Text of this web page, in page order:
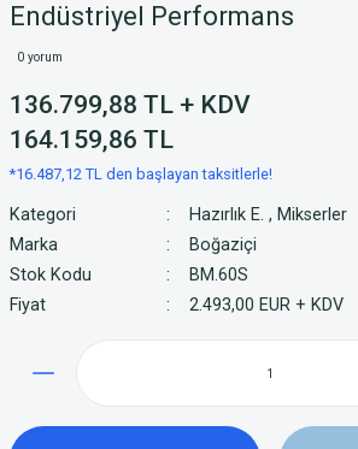
Endüstriyel Performans
0 yorum
136.799,88 TL + KDV
164.159,86 TL
*16.487,12 TL den başlayan taksitlerle!
Kategori Hazırlık E. , Mikserler
Marka
Boğaziçi
Stok Kodu
BM.60S
Fiyat
2.493,00 EUR + KDV